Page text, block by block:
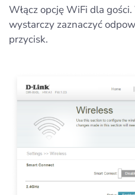
Włącz opcję WiFi dla
wystarczy zaznaczyć
przycisk.